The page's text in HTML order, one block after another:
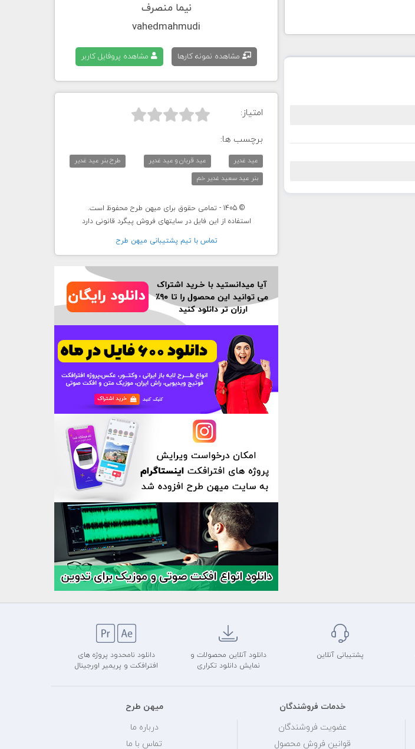
نیما منصرف
vahedmahmudi
مشاهده نمونه کارها مشاهده پروفایل کاربر
امتیاز: 


برچسب ها:
عید غدیر عید قربان و عید غدیر
طرح بنر عید غدیر
بنر عید سعید غدیر خم
© 1405 - تمامی حقوق برای میهن طرح محفوظ است.
استفاده از این فایل در سایتهای فروش پیگرد قانونی دارد
تماس با تيم پشتيبانی ميهن طرح
پشتیبانی آنلاین
دانلود آنلاین محصولات و
نمایش دانلود تکراری
دانلود نامحدود پروژه های
افترافکت و پریمیر اورجینال
خدمات فروشندگان
عضویت فروشندگان
قوانین فروش محصول
میهن طرح
درباره ما
تماس با ما